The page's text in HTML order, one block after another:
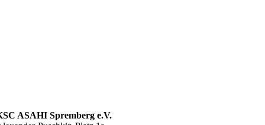
ASAHI Spremberg e.V.